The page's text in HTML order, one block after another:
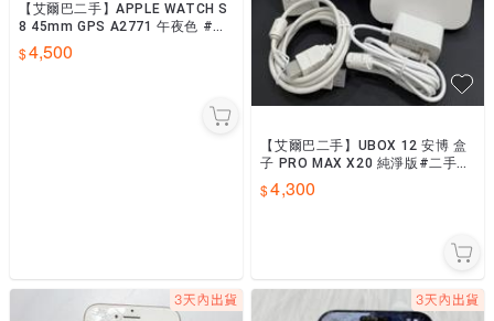
【艾爾巴二手】APPLE WATCH S
8 45mm GPS A2771 午夜色 #智
慧手錶#新興店C4MR9
4,500
【艾爾巴二手】UBOX 12 安博 盒
子 PRO MAX X20 純淨版#二手電
視盒#保固中#錦州店04137
4,300